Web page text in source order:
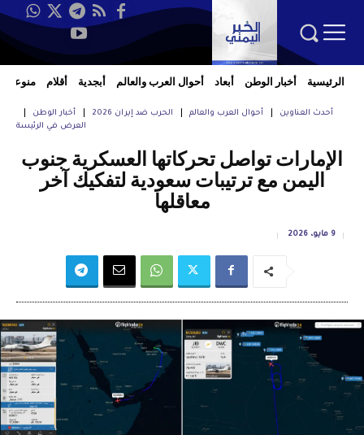
الرئيسية أخبار الوطن أبعاد أحوال العرب والعالم أبجدية أقلام منوعات
أحدث العناوين أحوال العرب والعالم الحرب ضد إيران 2026
أخبار الوطن
العرض في الرئيسة
الإمارات تواصل تحركاتها العسكرية جنوب
اليمن مع ترتيبات سعودية لتفكيك آخر
معاقلها
9 مايو، 2026